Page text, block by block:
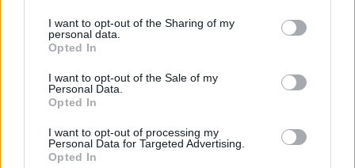
I want to opt-out of the Sharing of my
personal data.
Opted In
I want to opt-out of the Sale of my
Personal Data.
Opted In
I want to opt-out of processing my
Personal Data for Targeted Advertising.
Opted In
A vitorlavirág ideális szobanövény, hiszen kiválóan tűri a meleget
és a fényszegény környezetet.